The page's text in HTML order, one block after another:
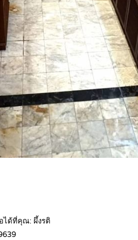
ได้ที่คุณ: ผึ้งรติ